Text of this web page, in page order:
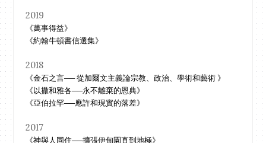
2019
《萬事得益》
《約翰牛頓書信選集》
2018
《金石之言── 從加爾文主義論宗教、政治、學術和藝術 》
《以撒和雅各──永不離棄的恩典》
《亞伯拉罕──應許和現實的落差》
2017
《神與人同住──擴張伊甸園直到地極》